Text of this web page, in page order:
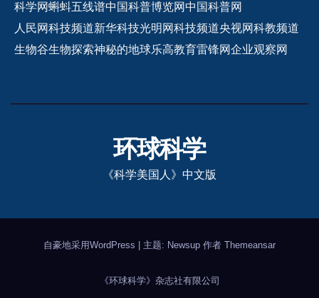
科学网蝌蚪五线谱中国科普博览网中国科普网
人民网科技频道新华科技光明网科技频道央视网科教频道
生物谷生物探索神秘的地球乐高教育雷锋网企业观察网
环球科学
《科学美国人》中文版
自豪地采用WordPress 主题: Newsup 作者 Themeansar
《环球科学》杂志社有限公司